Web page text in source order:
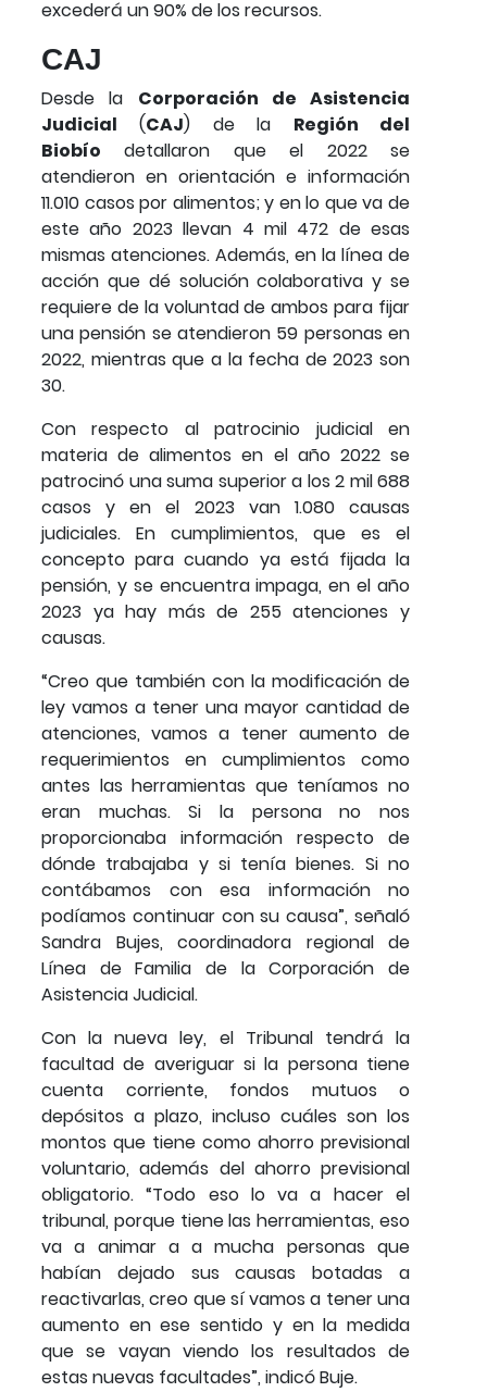
excederá un 90% de los recursos.
CAJ
Desde la Corporación de Asistencia
Judicial (CAJ) de la Región del
Biobío detallaron que el 2022 se
atendieron en orientación e información
11.010 casos por alimentos; y en lo que va de
este año 2023 llevan 4 mil 472 de esas
mismas atenciones. Además, en la línea de
acción que dé solución colaborativa y se
requiere de la voluntad de ambos para fijar
una pensión se atendieron 59 personas en
2022, mientras que a la fecha de 2023 son
30.
Con respecto al patrocinio judicial en
materia de alimentos en el año 2022 se
patrocinó una suma superior a los 2 mil 688
casos y en el 2023 van 1.080 causas
judiciales. En cumplimientos, que es el
concepto para cuando ya está fijada la
pensión, y se encuentra impaga, en el año
2023 ya hay más de 255 atenciones y
causas.
“Creo que también con la modificación de
ley vamos a tener una mayor cantidad de
atenciones, vamos a tener aumento de
requerimientos en cumplimientos como
antes las herramientas que teníamos no
eran muchas. Si la persona no nos
proporcionaba información respecto de
dónde trabajaba y si tenía bienes. Si no
contábamos con esa información no
podíamos continuar con su causa”, señaló
Sandra Bujes, coordinadora regional de
Línea de Familia de la Corporación de
Asistencia Judicial.
Con la nueva ley, el Tribunal tendrá la
facultad de averiguar si la persona tiene
cuenta corriente, fondos mutuos o
depósitos a plazo, incluso cuáles son los
montos que tiene como ahorro previsional
voluntario, además del ahorro previsional
obligatorio. “Todo eso lo va a hacer el
tribunal, porque tiene las herramientas, eso
va a animar a a mucha personas que
habían dejado sus causas botadas a
reactivarlas, creo que sí vamos a tener una
aumento en ese sentido y en la medida
que se vayan viendo los resultados de
estas nuevas facultades”, indicó Buje.